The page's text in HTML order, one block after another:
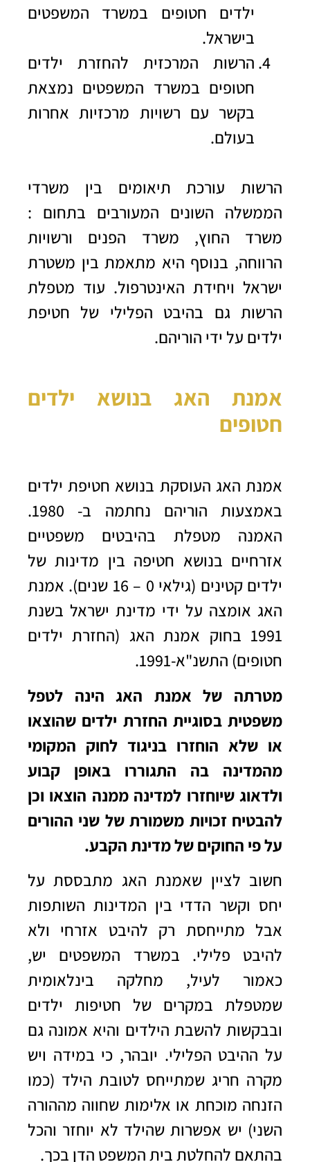
ילדים חטופים במשרד המשפטים
בישראל.
הרשות המרכזית להחזרת ילדים
חטופים במשרד המשפטים נמצאת
בקשר עם רשויות מרכזיות אחרות
בעולם.
הרשות עורכת תיאומים בין משרדי
הממשלה השונים המעורבים בתחום :
משרד החוץ, משרד הפנים ורשויות
הרווחה, בנוסף היא מתאמת בין משטרת
ישראל ויחידת האינטרפול. עוד מטפלת
הרשות גם בהיבט הפלילי של חטיפת
ילדים על ידי הוריהם.
אמנת האג בנושא ילדים
חטופים
אמנת האג העוסקת בנושא חטיפת ילדים
באמצעות הוריהם נחתמה ב- 1980.
האמנה מטפלת בהיבטים משפטיים
אזרחיים בנושא חטיפה בין מדינות של
ילדים קטינים (גילאי 0 – 16 שנים). אמנת
האג אומצה על ידי מדינת ישראל בשנת
1991 בחוק אמנת האג (החזרת ילדים
חטופים) התשנ"א-1991.
מטרתה של אמנת האג הינה לטפל
משפטית בסוגיית החזרת ילדים שהוצאו
או שלא הוחזרו בניגוד לחוק המקומי
מהמדינה בה התגוררו באופן קבוע
ולדאוג שיוחזרו למדינה ממנה הוצאו וכן
להבטיח זכויות משמורת של שני ההורים
על פי החוקים של מדינת הקבע.
חשוב לציין שאמנת האג מתבססת על
יחס וקשר הדדי בין המדינות השותפות
אבל מתייחסת רק להיבט אזרחי ולא
להיבט פלילי. במשרד המשפטים יש,
כאמור לעיל, מחלקה בינלאומית
שמטפלת במקרים של חטיפות ילדים
ובבקשות להשבת הילדים והיא אמונה גם
על ההיבט הפלילי. יובהר, כי במידה ויש
מקרה חריג שמתייחס לטובת הילד (כמו
הזנחה מוכחת או אלימות שחווה מההורה
השני) יש אפשרות שהילד לא יוחזר והכל
בהתאם להחלטת בית המשפט הדן בכך.